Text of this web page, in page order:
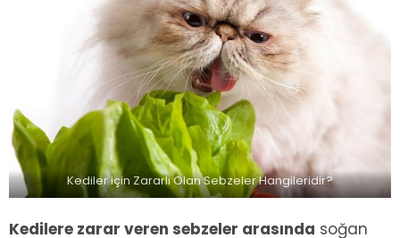
Kediler için Zararlı Olan Sebzeler Hangileridir?
Kedilere zarar veren sebzeler arasında soğan